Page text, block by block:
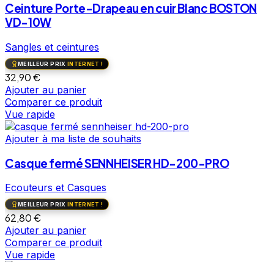
Ceinture Porte-Drapeau en cuir Blanc BOSTON
VD-10W
Sangles et ceintures
MEILLEUR PRIX INTERNET !
32,90€
Ajouter au panier
Comparer ce produit
Vue rapide
Ajouter à ma liste de souhaits
Casque fermé SENNHEISER HD-200-PRO
Ecouteurs et Casques
MEILLEUR PRIX INTERNET !
62,80€
Ajouter au panier
Comparer ce produit
Vue rapide